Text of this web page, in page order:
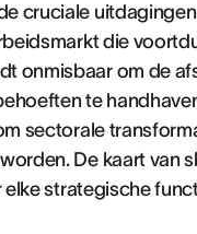
cruciale
die
onmisbaar om de
te
sectorale
De kaart van
elke strategische